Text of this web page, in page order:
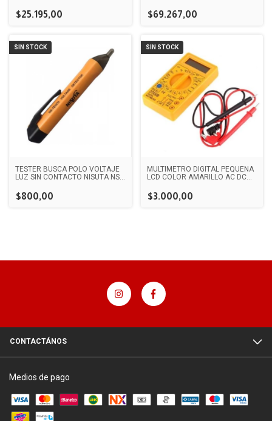
$25.195,00 $69.267,00
SIN STOCK
TESTER BUSCA POLO VOLTAJE
LUZ SIN CONTACTO NISUTA NS-
$800,00
SIN STOCK
MULTÍMETRO DIGITAL PEQUEÑA
LCD COLOR AMARILLO AC DC
MEDICIÓN
$3.000,00
CONTACTÁNOS
Medios de pago